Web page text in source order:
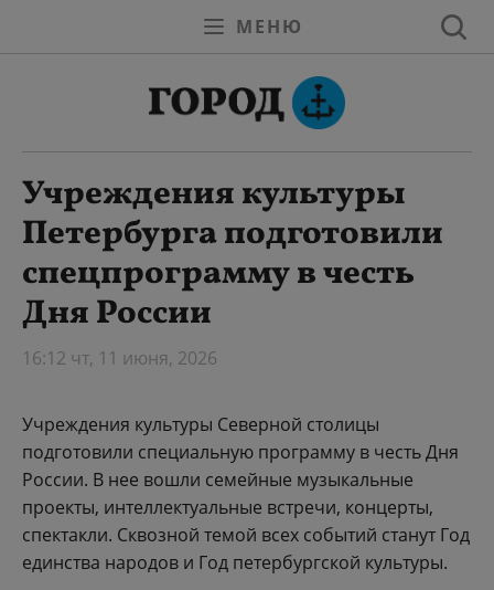
МЕНЮ
Учреждения культуры
Петербурга подготовили
спецпрограмму в честь
Дня России
16:12 чт, 11 июня, 2026
Учреждения культуры Северной столицы
подготовили специальную программу в честь Дня
России. В нее вошли семейные музыкальные
проекты, интеллектуальные встречи, концерты,
спектакли. Сквозной темой всех событий станут Год
единства народов и Год петербургской культуры.